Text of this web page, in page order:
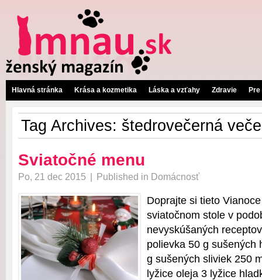
Hlavná stránka Krása a kozmetika Láska a vzťahy Zdravie
Tag Archives: štedrovečerná
Sviatočné menu
Po, 21 dec 2015 | Published in Domácnosť
Doprajte si tieto
sviatočnom stole v
nevyskúšaných
polievka 50 g sušených
g sušených sliviek 250
lyžice oleja 3 lyžice